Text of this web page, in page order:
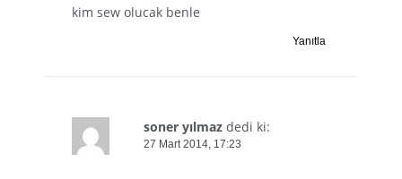
kim sew olucak benle
Yanıtla
soner yılmaz dedi ki:
27 Mart 2014, 17:23